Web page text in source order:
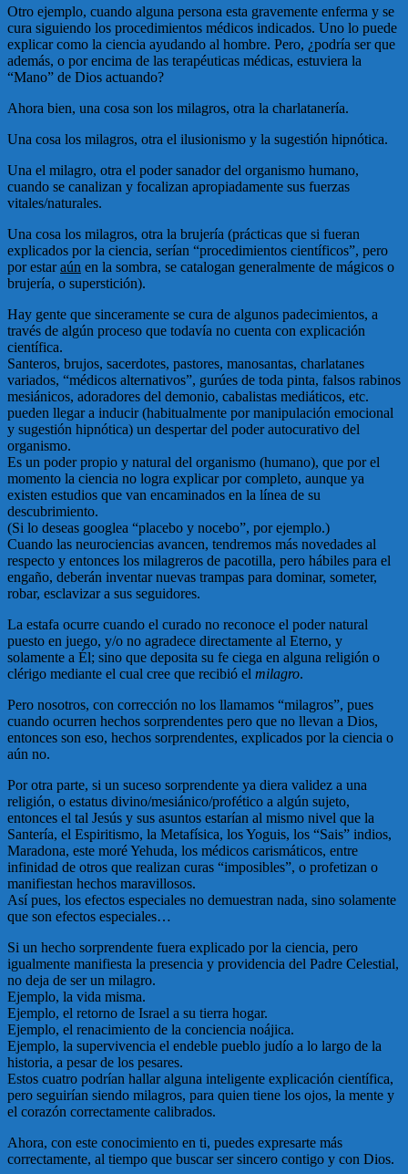
Otro ejemplo, cuando alguna persona esta gravemente enferma y se
cura siguiendo los procedimientos médicos indicados. Uno lo puede
explicar como la ciencia ayudando al hombre. Pero, ¿podría ser que
además, o por encima de las terapéuticas médicas, estuviera la
“Mano” de Dios actuando?
Ahora bien, una cosa son los milagros, otra la charlatanería.
Una cosa los milagros, otra el ilusionismo y la sugestión hipnótica.
Una el milagro, otra el poder sanador del organismo humano,
cuando se canalizan y focalizan apropiadamente sus fuerzas
vitales/naturales.
Una cosa los milagros, otra la brujería (prácticas que si fueran
explicados por la ciencia, serían “procedimientos científicos”, pero
por estaraún en la sombra, se catalogan generalmente de mágicos o
brujería, o superstición).
Hay gente que sinceramente se cura de algunos padecimientos, a
través de algún proceso que todavía no cuenta con explicación
científica.
Santeros, brujos, sacerdotes, pastores, manosantas, charlatanes
variados, “médicos alternativos”, gurúes de toda pinta, falsos rabinos
mesiánicos, adoradores del demonio, cabalistas mediáticos, etc.
pueden llegar a inducir (habitualmente por manipulación emocional
y sugestión hipnótica) un despertar del poder autocurativo del
organismo.
Es un poder propio y natural del organismo (humano), que por el
momento la ciencia no logra explicar por completo, aunque ya
existen estudios que van encaminados en la línea de su
descubrimiento.
(Si lo deseas googlea “placebo y nocebo”, por ejemplo.)
Cuando las neurociencias avancen, tendremos más novedades al
respecto y entonces los milagreros de pacotilla, pero hábiles para el
engaño, deberán inventar nuevas trampas para dominar, someter,
robar, esclavizar a sus seguidores.
La estafa ocurre cuando el curado no reconoce el poder natural
puesto en juego, y/o no agradece directamente al Eterno, y
solamente a Él; sino que deposita su fe ciega en alguna religión o
clérigo mediante el cual cree que recibió el milagro.
Pero nosotros, con corrección no los llamamos “milagros”, pues
cuando ocurren hechos sorprendentes pero que no llevan a Dios,
entonces son eso, hechos sorprendentes, explicados por la ciencia o
aún no.
Por otra parte, si un suceso sorprendente ya diera validez a una
religión, o estatus divino/mesiánico/profético a algún sujeto,
entonces el tal Jesús y sus asuntos estarían al mismo nivel que la
Santería, el Espiritismo, la Metafísica, los Yoguis, los “Sais” indios,
Maradona, este moré Yehuda, los médicos carismáticos, entre
infinidad de otros que realizan curas “imposibles”, o profetizan o
manifiestan hechos maravillosos.
Así pues, los efectos especiales no demuestran nada, sino solamente
que son efectos especiales…
Si un hecho sorprendente fuera explicado por la ciencia, pero
igualmente manifiesta la presencia y providencia del Padre Celestial,
no deja de ser un milagro.
Ejemplo, la vida misma.
Ejemplo, el retorno de Israel a su tierra hogar.
Ejemplo, el renacimiento de la conciencia noájica.
Ejemplo, la supervivencia el endeble pueblo judío a lo largo de la
historia, a pesar de los pesares.
Estos cuatro podrían hallar alguna inteligente explicación científica,
pero seguirían siendo milagros, para quien tiene los ojos, la mente y
el corazón correctamente calibrados.
Ahora, con este conocimiento en ti, puedes expresarte más
correctamente, al tiempo que buscar ser sincero contigo y con Dios.